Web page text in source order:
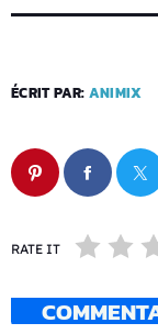
ÉCRIT PAR: ANIMIX
RATE IT